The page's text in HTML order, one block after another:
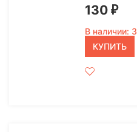
130 ₽
В наличии: 3
КУПИТЬ